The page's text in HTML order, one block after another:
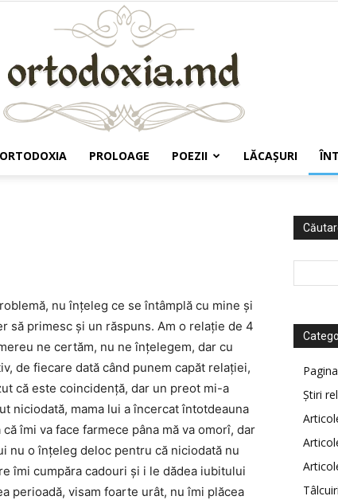
ORTODOXIA PROLOAGE POEZII LĂCAŞURI
nu înţeleg ce se întâmplă cu mine şi
să primesc şi un răspuns. Am o relaţie de 4
ne certăm, nu ne înţelegem, dar cu
de fiecare dată când punem capăt relaţiei,
că este coincidenţă, dar un preot mi-a
niciodată, mama lui a încercat întotdeauna
îmi va face farmece pâna mă va omorî, dar
nu o înţeleg deloc pentru că niciodată nu
îmi cumpăra cadouri şi i le dădea iubitului
perioadă, visam foarte urât, nu îmi plăcea
Știri
Tâlcuiri